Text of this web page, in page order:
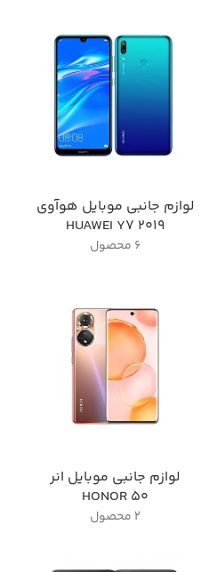
لوازم جانبی موبایل هوآوی
HUAWEI Y7 2019
6 محصول
لوازم جانبی موبایل انر
HONOR 50
2 محصول